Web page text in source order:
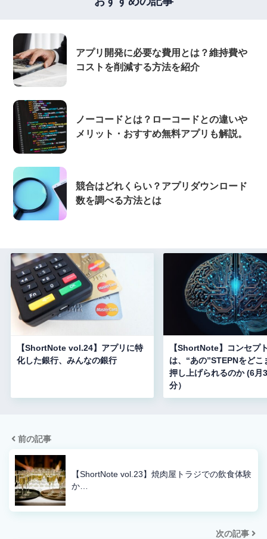
アプリ開発に必要な費用とは？維持費や
コストを削減する方法を紹介
ノーコードとは？ローコードとの違いや
メリット・おすすめ無料アプリも解説。
競合はどれくらい？アプリダウンロード
数を調べる方法とは
【ShortNote vol.24】アプリに特
化した銀行、みんなの銀行
【ShortNote】コンセプ
は、“あの”STEPNをどこ
押し上げられるのか (6月
分）
前の記事
【ShortNote vol.23】焼肉屋トラジでの飲食体験
か…
次の記事